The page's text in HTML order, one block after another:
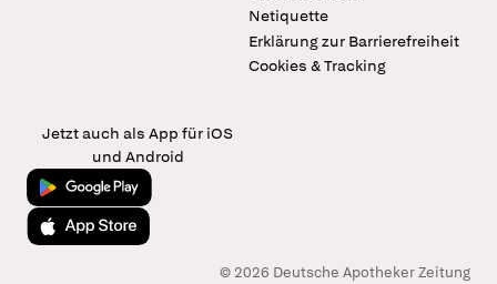
Netiquette
Erklärung zur Barrierefreiheit
Cookies & Tracking
Jetzt auch als App für iOS
und Android
Jetzt bei Google Play
Laden im App Store
© 2026 Deutsche Apotheker Zeitung